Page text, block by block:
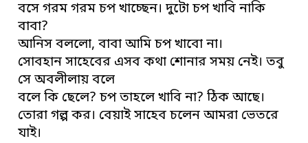
বসে গরম গরম চপ খাচ্ছেন। দুটো চপ খাবি নাকি
বাবা?
আনিস বললো, বাবা আমি চপ খাবো না।
সোবহান সাহেবের এসব কথা শোনার সময় নেই। তবু
সে অবলীলায় বলে
বলে কি ছেলে? চপ তাহলে খাবি না? ঠিক আছে।
তোরা গল্প কর। বেয়াই সাহেব চলেন আমরা ভেতরে
যাই।